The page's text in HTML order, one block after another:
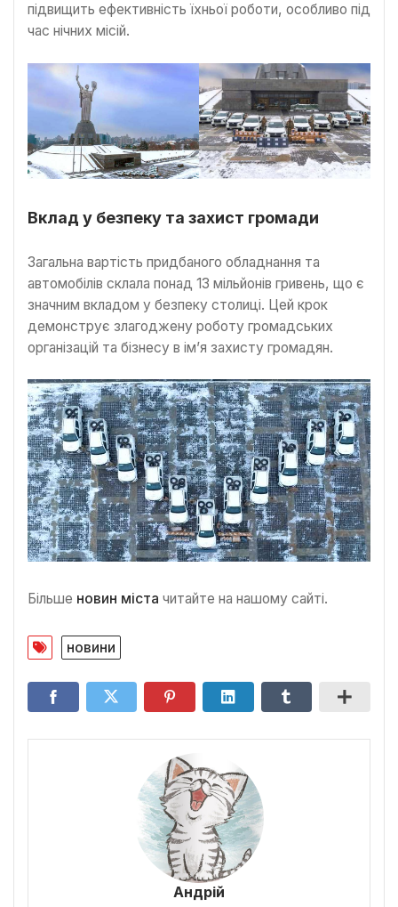
підвищить ефективність їхньої роботи, особливо під
час нічних місій.
Вклад у безпеку та захист громади
Загальна вартість придбаного обладнання та
автомобілів склала понад 13 мільйонів гривень, що є
значним вкладом у безпеку столиці. Цей крок
демонструє злагоджену роботу громадських
організацій та бізнесу в ім’я захисту громадян.
Більше новин міста читайте на нашому сайті.
новини
Андрій